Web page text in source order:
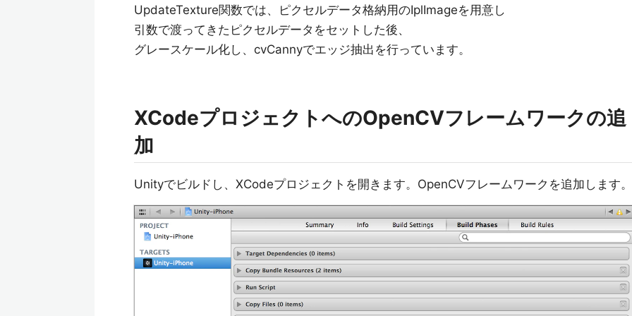
UpdateTexture関数では、ピクセルデータ格納用のIplImageを用意し
引数で渡ってきたピクセルデータをセットした後、
グレースケール化し、cvCannyでエッジ抽出を行っています。
XCodeプロジェクトへのOpenCVフレームワークの追
加
Unityでビルドし、XCodeプロジェクトを開きます。OpenCVフレームワークを追加します。